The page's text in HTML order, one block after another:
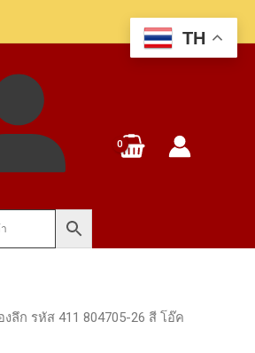
งลึก รหัส 411 804705-26 สี โอ๊ค
TH